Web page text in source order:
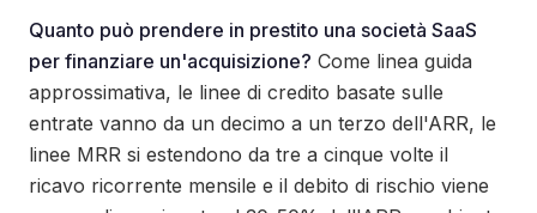
Quanto può prendere in prestito una società SaaS
per finanziare un'acquisizione? Come linea guida
approssimativa, le linee di credito basate sulle
entrate vanno da un decimo a un terzo dell'ARR, le
linee MRR si estendono da tre a cinque volte il
ricavo ricorrente mensile e il debito di rischio viene